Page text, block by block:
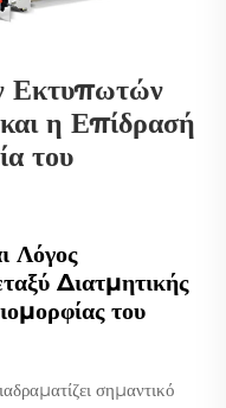
Εκτυπωτών
η Επίδρασή
του
Λόγος
Διατμητικής
του
σημαντικό